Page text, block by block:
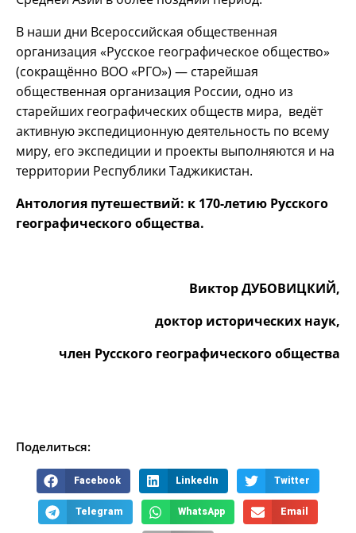
В наши дни Всероссийская общественная
организация «Русское географическое общество»
(сокращённо ВОО «РГО») — старейшая
общественная организация России, одно из
старейших географических обществ мира, ведёт
активную экспедиционную деятельность по всему
миру, его экспедиции и проекты выполняются и на
территории Республики Таджикистан.
Антология путешествий: к 170-летию Русского
географического общества.
Виктор ДУБОВИЦКИЙ,
доктор исторических наук,
член Русского географического общества
Поделиться:
Facebook LinkedIn Twitter
Telegram WhatsApp Email